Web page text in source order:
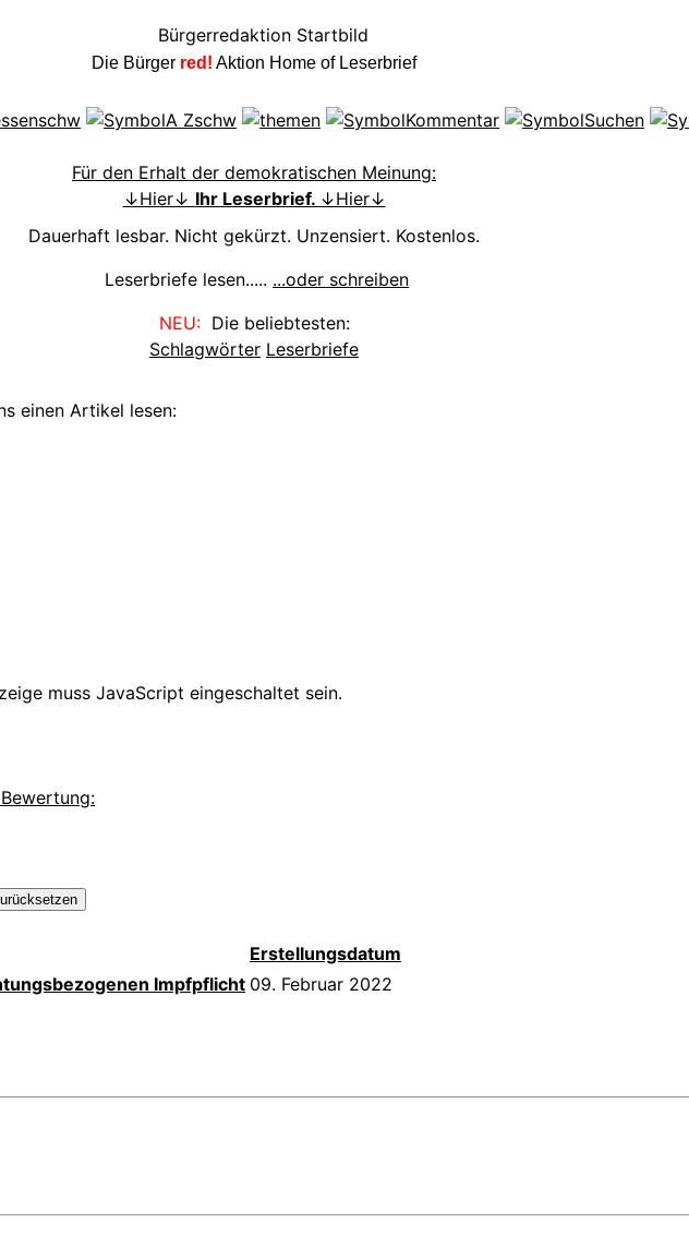
Die Bürger red! Aktion Home of Leserbrief
Für den Erhalt der demokratischen Meinung:
↓Hier↓ Ihr Leserbrief. ↓Hier↓
Dauerhaft lesbar. Nicht gekürzt. Unzensiert. Kostenlos.
Leserbriefe lesen..... ...oder schreiben
NEU:Die beliebtesten:
Schlagwörter Leserbriefe
einen Artikel lesen:
muss JavaScript eingeschaltet sein.
Erstellungsdatum
Impfpflicht 09. Februar 2022